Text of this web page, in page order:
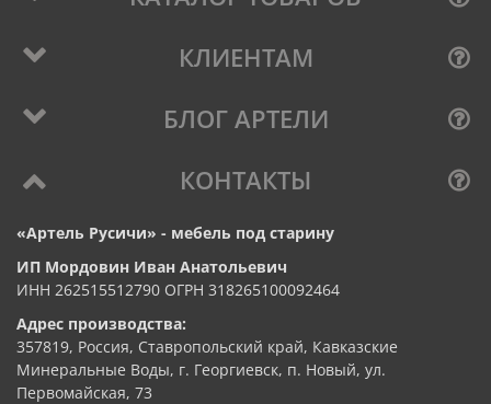
КЛИЕНТАМ
БЛОГ АРТЕЛИ
КОНТАКТЫ
«Артель Русичи» - мебель под старину
ИП Мордовин Иван Анатольевич
ИНН 262515512790 ОГРН 318265100092464
Адрес производства:
357819, Россия, Ставропольский край, Кавказские
Минеральные Воды, г. Георгиевск, п. Новый, ул.
Первомайская, 73